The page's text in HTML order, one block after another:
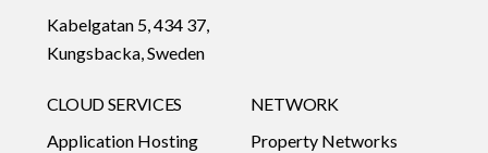
Kabelgatan 5, 434 37,
Kungsbacka, Sweden
CLOUD SERVICES
Application Hosting
NETWORK
Property Networks